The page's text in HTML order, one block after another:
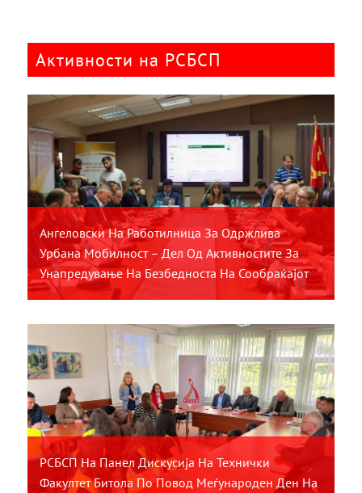
Активности на РСБСП
Ангеловски На Работилница За Одржлива
Урбана Мобилност – Дел Од Активностите За
Унапредување На Безбедноста На Сообраќајот
РСБСП На Панел Дискусија На Технички
Факултет Битола По Повод Меѓународен Ден На